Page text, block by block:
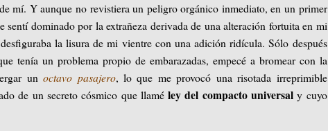
mí. Y aunque no revistiera un peligro orgánico inmediato, en un primer
sentí dominado por la extrañeza derivada de una alteración fortuita en mi
la lisura de mi vientre con una adición ridícula. Sólo después
tenía un problema propio de embarazadas, empecé a bromear con la
unoctavo pasajero, lo que me provocó una risotada irreprimible
de un secreto cósmico que llaméley del compacto universaly cuyo